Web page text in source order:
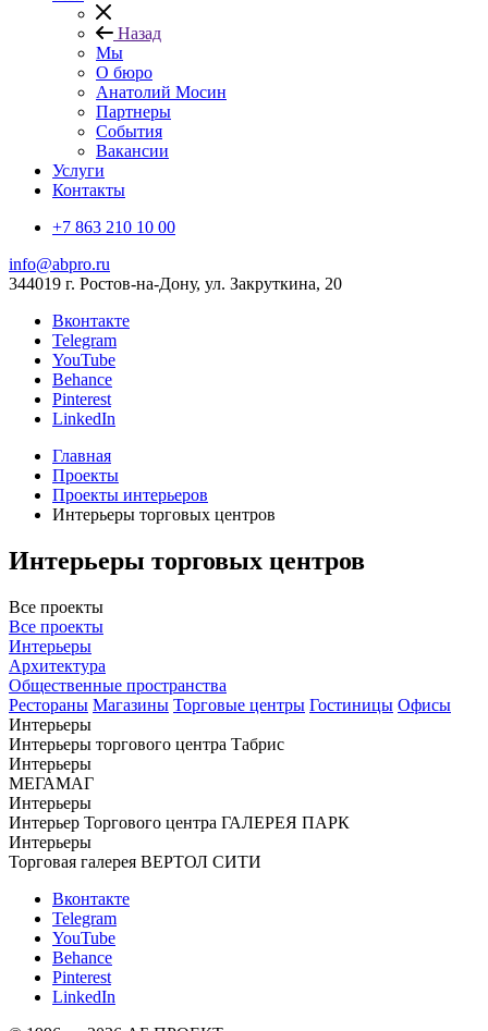
Назад
Мы
О бюро
Анатолий Мосин
Партнеры
События
Вакансии
Услуги
Контакты
+7 863 210 10 00
info@abpro.ru
344019 г. Ростов-на-Дону, ул. Закруткина, 20
Вконтакте
Telegram
YouTube
Behance
Pinterest
LinkedIn
Главная
Проекты
Проекты интерьеров
Интерьеры торговых центров
Интерьеры торговых центров
Все проекты
Все проекты
Интерьеры
Архитектура
Общественные пространства
Рестораны Магазины Торговые центры Гостиницы Офисы
Интерьеры
Интерьеры торгового центра Табрис
Интерьеры
МЕГАМАГ
Интерьеры
Интерьер Торгового центра ГАЛЕРЕЯ ПАРК
Интерьеры
Торговая галерея ВЕРТОЛ СИТИ
Вконтакте
Telegram
YouTube
Behance
Pinterest
LinkedIn